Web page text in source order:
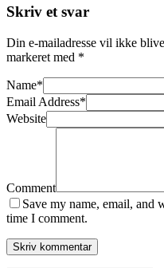
Skriv et svar
Din e-mailadresse vil ikke
markeret med *
Name*
Email Address*
Website
Comment
Save my name, email, and
time I comment.